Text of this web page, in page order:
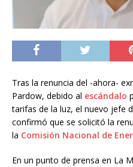
Tras la renuncia del -ahora-
Pardow, debido al escándalo
tarifas de la luz, el nuevo jefe
confirmó que se solicitó la
la Comisión Nacional de
En un punto de prensa en La